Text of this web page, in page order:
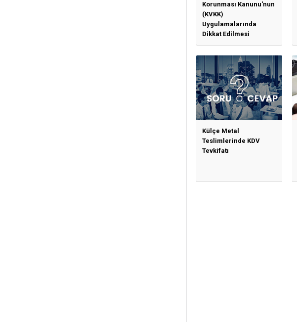
Korunması Kanunu'nun
(KVKK)
Uygulamalarında
Dikkat Edilmesi
Gereken Özet Başlıklar
Külçe Metal
Teslimlerinde KDV
Tevkifatı